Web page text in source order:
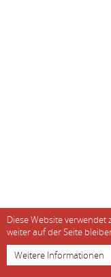
© soeren-hentzschel.at -
Diese Website verwendet
weiter auf der Seite
Weitere Informationen